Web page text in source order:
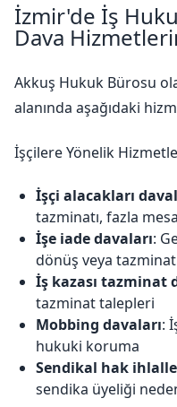
İzmir'de İş
Dava
Akkuş Hukuk Bürosu
alanında aşağıdaki
İşçilere Yönelik
İşçi alacakları
tazminatı, fazla
İşe iade davaları:
dönüş veya
İş kazası tazminat
tazminat talepleri
Mobbing davaları:
hukuki koruma
Sendikal hak
sendika üyeliği